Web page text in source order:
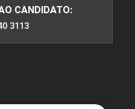
CANDIDATO:
3113